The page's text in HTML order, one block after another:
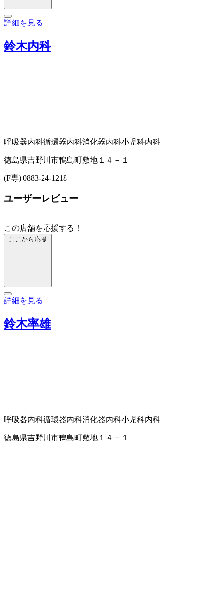
詳細を見る
鈴木内科
呼吸器内科循環器内科消化器内科小児科内科
徳島県吉野川市鴨島町敷地１４－１
(F専) 0883-24-1218
ユーザーレビュー
この店舗を応援する！
ここから応援
詳細を見る
鈴木率雄
呼吸器内科循環器内科消化器内科小児科内科
徳島県吉野川市鴨島町敷地１４－１